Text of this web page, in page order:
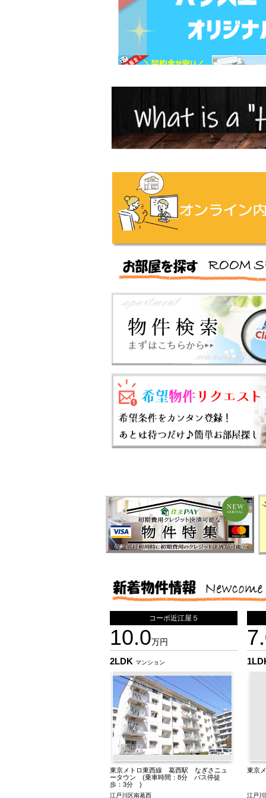
10.0万円
東京メトロ東西線 葛西駅 なぎさニュ
ータウン (乗車時間：8分 バス停徒
歩：3分 )
コーポ近江屋５
2LDK マンション
江戸川区南葛西
東京
江戸川